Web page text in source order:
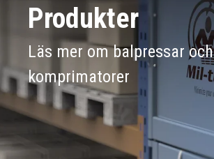
Produkter
Läs mer om balpressar och
komprimatorer